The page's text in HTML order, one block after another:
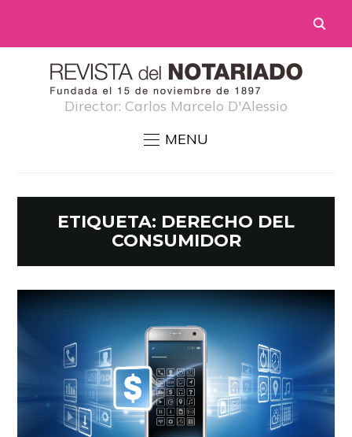
Director: Carlos Marcelo D'Alessio
MENU
ETIQUETA: DERECHO DEL
CONSUMIDOR